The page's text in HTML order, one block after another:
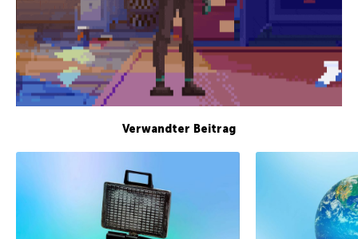
Verwandter Beitrag